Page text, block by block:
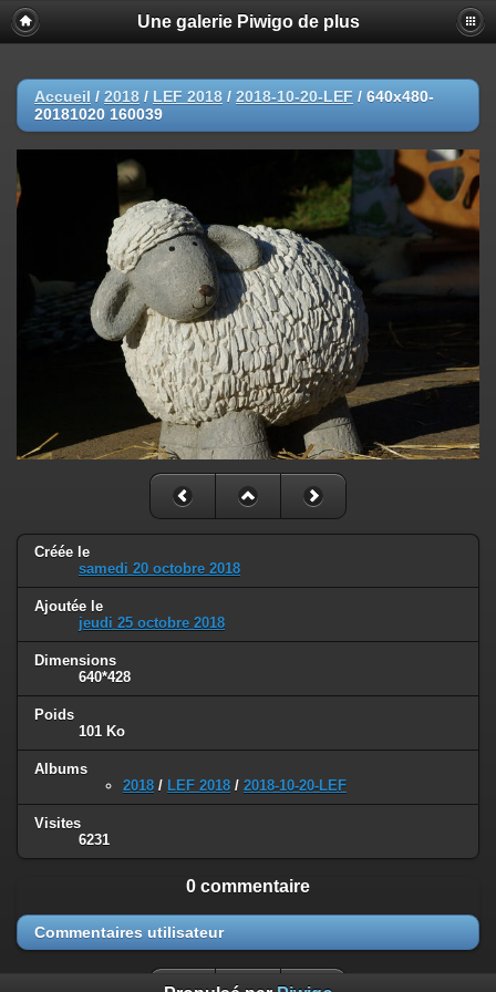
Une galerie Piwigo de plus
Accueil / 2018 / LEF 2018 / 2018-10-20-LEF / 640x480-
20181020 160039
Créée le
samedi 20 octobre 2018
Ajoutée le
jeudi 25 octobre 2018
Dimensions
640*428
Poids
101 Ko
Albums
2018 / LEF 2018 / 2018-10-20-LEF
Visites
6231
0 commentaire
Commentaires utilisateur